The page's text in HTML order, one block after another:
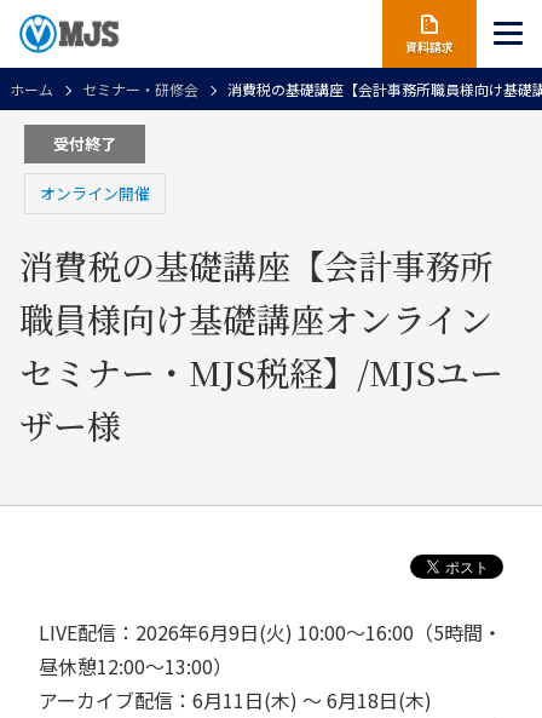
資料請求
ホーム セミナー・研修会 消費税の基礎講座【会計事務所職員様向け基礎
受付終了
オンライン開催
消費税の基礎講座【会計事務所
職員様向け基礎講座オンライン
セミナー・MJS税経】/MJSユー
ザー様
LIVE配信：2026年6月9日(火) 10:00～16:00（5時間・
昼休憩12:00～13:00）
アーカイブ配信：6月11日(木) ～ 6月18日(木)